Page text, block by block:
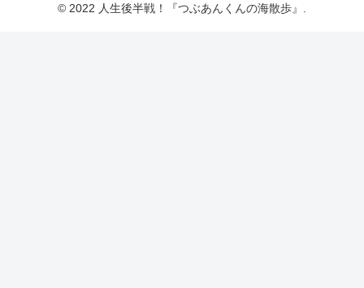
© 2022 人生後半戦！『つぶあんくんの海散歩』.